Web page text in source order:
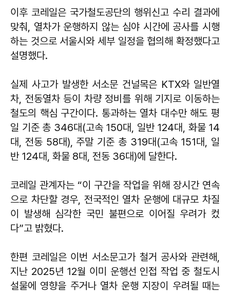
이후 코레일은 국가철도공단의 행위신고 수리 결과에
맞춰, 열차가 운행하지 않는 심야 시간에 공사를 시행
하는 것으로 서울시와 세부 일정을 협의해 확정했다고
설명했다.
실제 사고가 발생한 서소문 건널목은 KTX와 일반열
차, 전동열차 등이 차량 정비를 위해 기지로 이동하는
철도의 핵심 구간이다. 통과하는 열차 대수만 해도 평
일 기준 총 346대(고속 150대, 일반 124대, 화물 14
대, 전동 58대), 주말 기준 총 319대(고속 151대, 일
반 124대, 화물 8대, 전동 36대)에 달한다.
코레일 관계자는 “이 구간을 작업을 위해 장시간 연속
으로 차단할 경우, 전국적인 열차 운행에 대규모 차질
이 발생해 심각한 국민 불편으로 이어질 우려가 컸
다”고 밝혔다.
한편 코레일은 이번 서소문고가 철거 공사와 관련해,
지난 2025년 12월 이미 운행선 인접 작업 중 철도시
설물에 영향을 주거나 열차 운행 지장이 우려될 때는